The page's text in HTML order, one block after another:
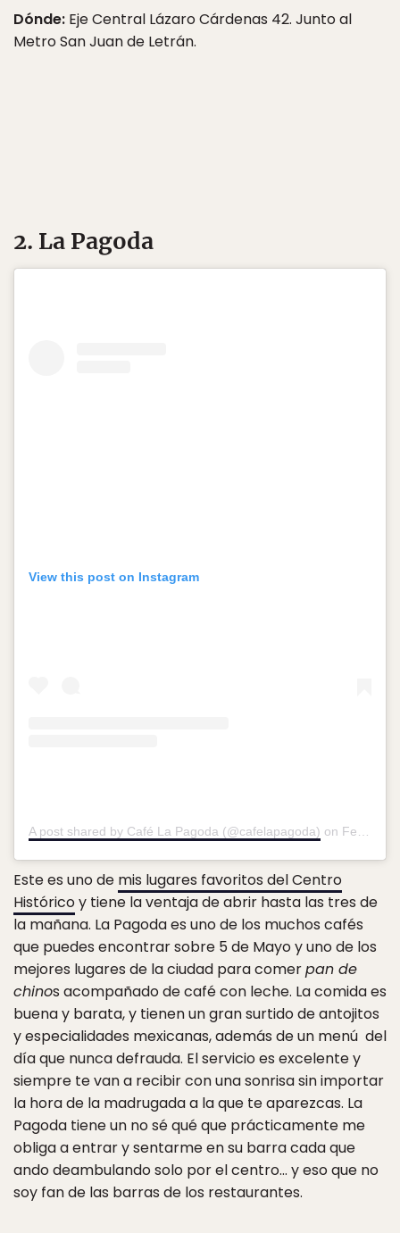
Dónde: Eje Central Lázaro Cárdenas 42. Junto al
Metro San Juan de Letrán.
2. La Pagoda
View this post on Instagram
A post shared by Café La Pagoda (@cafelapagoda) on Feb 6, 2019 at 3:58pm PST
Este es uno de mis lugares favoritos del Centro
Históricoy tiene la ventaja de abrir hasta las tres de
la mañana. La Pagoda es uno de los muchos cafés
que puedes encontrar sobre 5 de Mayo y uno de los
mejores lugares de la ciudad para comerpan de
chinos acompañado de café con leche. La comida es
buena y barata, y tienen un gran surtido de antojitos
y especialidades mexicanas, además de un menú del
día que nunca defrauda. El servicio es excelente y
siempre te van a recibir con una sonrisa sin importar
la hora de la madrugada a la que te aparezcas. La
Pagoda tiene un no sé qué que prácticamente me
obliga a entrar y sentarme en su barra cada que
ando deambulando solo por el centro… y eso que no
soy fan de las barras de los restaurantes.